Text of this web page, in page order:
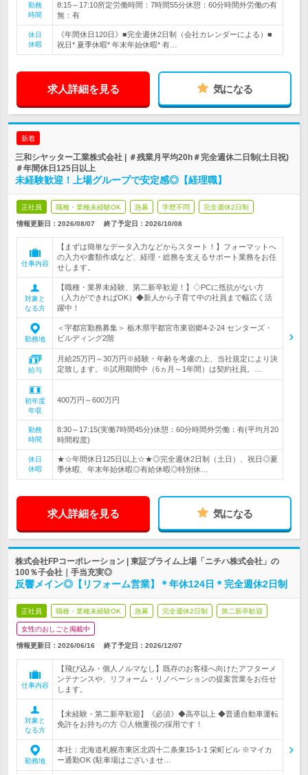
勤務
時間
8:15～17:10所定労働時間：7時間55分休憩：60分時間外労働の有
無：有
休日
休暇
《年間休日120日》■完全週休2日制（会社カレンダーによる）■
祝日* 夏季休暇* 年末年始休暇* 有…
求人詳細を見る 気になる
新着
三和シヤッター工業株式会社 | ＃残業月平均20h＃完全週休二日制(土日祝)
＃年間休日125日以上
未経験歓迎！上場グループで安定感◎【経理職】
正社員 職種・業種未経験OK 急募 学歴不問 完全週休2日制
情報更新日：2026/08/07 終了予定日： 2026/10/08
仕事内容
【まずは簡単なデータ入力などからスタート！】フォーマットへ
の入力や書類作成など、経理・総務を支えるサポート業務をお任
せします。
対象と
なる方
【職種・業界未経験、第二新卒歓迎！】◇PCに抵抗がない方
（入力ができればOK）◆新人から子育て中の社員まで幅広く活
躍中！
勤務地
＜宇都宮勤務募集＞ 栃木県宇都宮市東宿郷4-2-24 センターズ・
ビルディング2階
給与
月給25万円～30万円※経験・年齢を考慮の上、当社規定により決
定致します。※試用期間中（6ヵ月～1年間）は契約社員。…
初年度
年収
400万円～600万円
勤務
時間
8:30～17:15(実働7時間45分)休憩：60分時間外労働：有(平均月20
時間程度)
休日
休暇
★☆年間休日125日以上☆★◎完全週休2日制（土日）、祝日◎夏
季休暇、年末年始休暇◎有給休暇◎特別休…
求人詳細を見る 気になる
株式会社FPコーポレーション | 東証プライム上場「ニチハ株式会社」の
100％子会社｜手当充実◎
反響メイン◎【リフォーム営業】＊年休124日＊完全週休2日制
正社員 職種・業種未経験OK 急募 完全週休2日制 第二新卒歓迎
女性のおしごと掲載中
情報更新日：2026/06/16 終了予定日： 2026/12/07
仕事内容
【飛び込み・個人ノルマなし】既存のお客様へ向けたアフターメ
ンテナンスや、リフォーム・リノベーションの提案営業をお任せ
します。
対象と
なる方
【未経験・第二新卒歓迎】《必須》◆高卒以上 ◆普通自動車運転
免許をお持ちの方 ◎人物重視の採用です！
勤務地
本社：北海道札幌市東区北四十二条東15-1-1 栄町ビル ※マイカ
ー通勤OK (駐車場はございませ…